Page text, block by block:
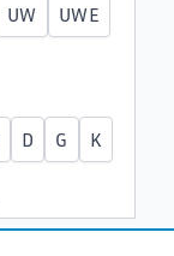
UW
UWE
D G
K